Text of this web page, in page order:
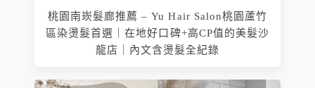
桃園南崁髮廊推薦 – Yu Hair Salon桃園蘆竹
區染燙髮首選｜在地好口碑+高CP值的美髮沙
龍店｜內文含燙髮全紀錄